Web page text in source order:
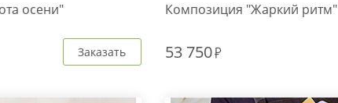
осени"
Заказать
Композиция "Жаркий ритм"
53 750